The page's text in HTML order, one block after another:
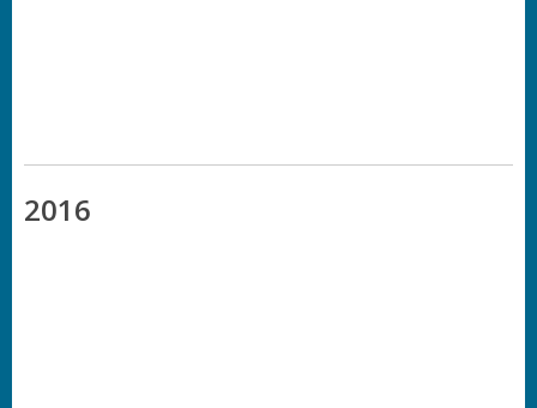
2016